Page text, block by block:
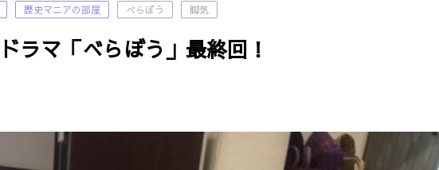
歴史マニアの部屋 べらぼう 脚気
ラマ「べらぼう」最終回！‎